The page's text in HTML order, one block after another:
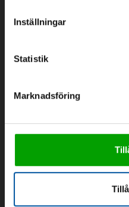
Inställningar
Statistik
Marknadsföring
Om oss
Kontakt
Vattenförsörjning
Geoenergi
Cirkulation
Kontor